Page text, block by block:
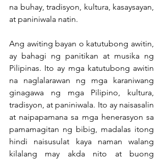
na buhay, tradisyon, kultura, kasaysayan,
at paniniwala natin.
Ang awiting bayan o katutubong awitin,
ay bahagi ng panitikan at musika ng
Pilipinas. Ito ay mga katutubong awitin
na naglalarawan ng mga karaniwang
ginagawa ng mga Pilipino, kultura,
tradisyon, at paniniwala. Ito ay naisasalin
at naipapamana sa mga henerasyon sa
pamamagitan ng bibig, madalas itong
hindi naisusulat kaya naman walang
kilalang may akda nito at buong